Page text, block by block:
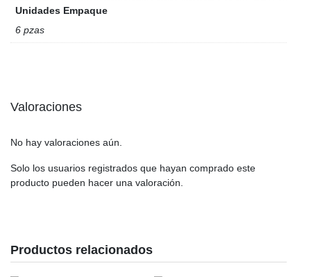
Unidades Empaque
6 pzas
Valoraciones
No hay valoraciones aún.
Solo los usuarios registrados que hayan comprado este
producto pueden hacer una valoración.
Productos relacionados